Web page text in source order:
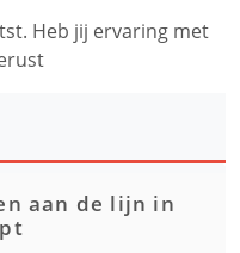
Heb jij ervaring met
aan de lijn in